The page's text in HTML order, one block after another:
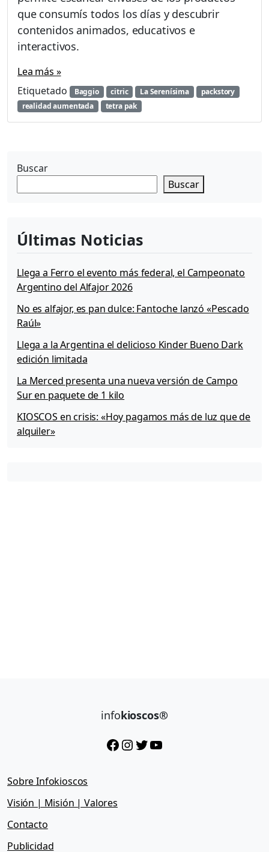
que consumís todos los días y descubrir
contenidos animados, educativos e
interactivos.
Lea más »
Etiquetado
Baggio citric La Serenísima
packstory
realidad aumentada
tetra pak
Buscar
Buscar
Últimas Noticias
Llega a Ferro el evento más federal, el Campeonato
Argentino del Alfajor 2026
No es alfajor, es pan dulce: Fantoche lanzó «Pescado
Raúl»
Llega a la Argentina el delicioso Kinder Bueno Dark
edición limitada
La Merced presenta una nueva versión de Campo
Sur en paquete de 1 kilo
KIOSCOS en crisis: «Hoy pagamos más de luz que de
alquiler»
infokioscos®
Facebook InstagramTwitter YouTube
Sobre Infokioscos
Visión | Misión | Valores
Contacto
Publicidad